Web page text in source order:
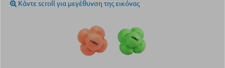
Κάντε scroll για μεγέθυνση της εικόνας